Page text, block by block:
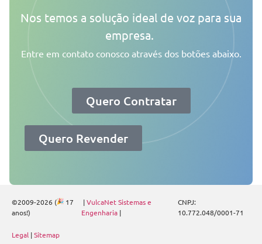
Nos temos a solução ideal de voz para sua
empresa.
Entre em contato conosco através dos botões abaixo.
Quero Contratar
Quero Revender
©2009-2026 (
17
anos!)
|VulcaNet Sistemas e
Engenharia |
CNPJ:
10.772.048/0001-71
Legal |Sitemap